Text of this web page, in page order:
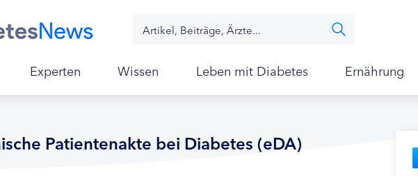
Experten Wissen Leben mit Diabetes Ernährung
Patientenakte bei Diabetes (eDA)